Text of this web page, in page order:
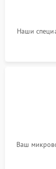
Наши
Ваш